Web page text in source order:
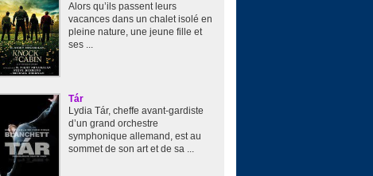
Alors qu’ils passent leurs
vacances dans un chalet isolé en
pleine nature, une jeune fille et
ses ...
Tár
Lydia Tár, cheffe avant-gardiste
d’un grand orchestre
symphonique allemand, est au
sommet de son art et de sa ...